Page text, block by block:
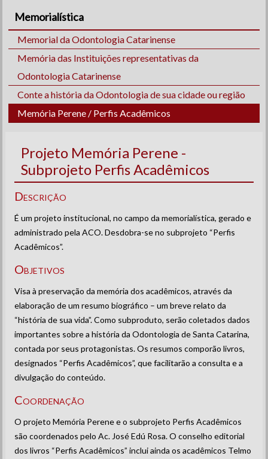
Memorialística
Memorial da Odontologia Catarinense
Memória das Instituições representativas da
Odontologia Catarinense
Conte a história da Odontologia de sua cidade ou região
Memória Perene / Perfis Acadêmicos
Projeto Memória Perene -
Subprojeto Perfis Acadêmicos
Descrição
É um projeto institucional, no campo da memorialística, gerado e
administrado pela ACO. Desdobra-se no subprojeto “Perfis
Acadêmicos”.
Objetivos
Visa à preservação da memória dos acadêmicos, através da
elaboração de um resumo biográfico – um breve relato da
“história de sua vida”. Como subproduto, serão coletados dados
importantes sobre a história da Odontologia de Santa Catarina,
contada por seus protagonistas. Os resumos comporão livros,
designados “Perfis Acadêmicos”, que facilitarão a consulta e a
divulgação do conteúdo.
Coordenação
O projeto Memória Perene e o subprojeto Perfis Acadêmicos
são coordenados pelo Ac. José Edú Rosa. O conselho editorial
dos livros “Perfis Acadêmicos” inclui ainda os acadêmicos Telmo